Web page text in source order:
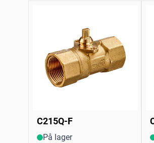
C215Q-F
På lager